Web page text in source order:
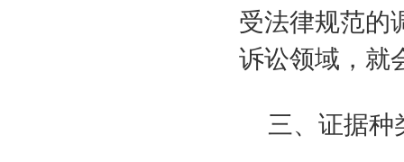
受法律规范的
诉讼领域，就
三、证据种